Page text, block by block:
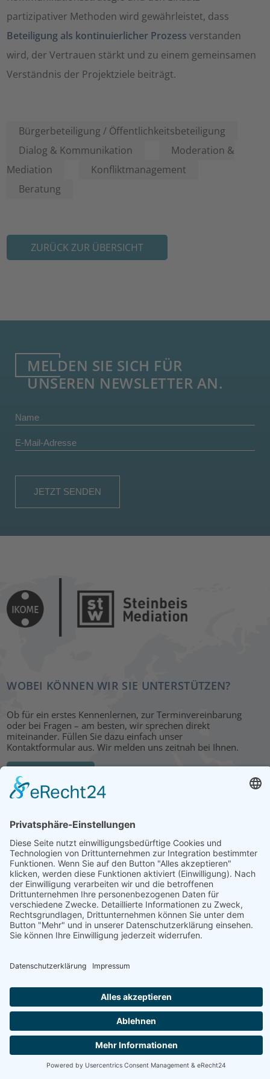
partizipativer Methoden wird gewährleistet, dass
Beteiligung als kontinuierlicher Prozess verstanden
wird, der Vertrauen stärkt und zu einem gemeinsamen
Verständnis der Projektziele beiträgt.
Bürgerbeteiligung / Öffentlichkeitsbeteiligung
Dialog & Kommunikation
Moderation &
Mediation
Konfliktmanagement
Beratung
ZURÜCK ZUR ÜBERSICHT
MELDEN SIE SICH FÜR
UNSEREN NEWSLETTER AN.
WOBEI KÖNNEN WIR SIE UNTERSTÜTZEN?
Ob für ein erstes Kennenlernen, zur Terminvereinbarung
oder bei Fragen – am besten, wir sprechen direkt
miteinander. Füllen Sie dazu einfach unser
Kontaktformular aus. Wir melden uns zeitnah bei Ihnen.
HAUPTBÜRO: LEIPZIG
Hohe Straße 11
04107 Leipzig
Tel.: +49 341 22 54 13 50
info@steinbeis-mediation.com
Wirtschaftsmediation
Aus- und Weiterbildungsangebote
Anrufen E-Mail Anfahrt